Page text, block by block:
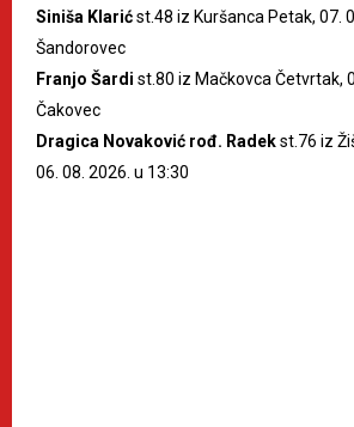
Siniša Klarićst.48 iz Kuršanca Petak, 07.
Šandorovec
Franjo Šardi st.80 iz Mačkovca Četvrtak,
Čakovec
Dragica Novaković rođ. Radekst.76 iz
06. 08. 2026. u 13:30